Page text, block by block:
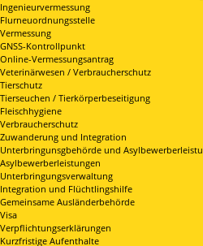
Ingenieurvermessung
Flurneuordnungsstelle
Vermessung
GNSS-Kontrollpunkt
Online-Vermessungsantrag
Veterinärwesen / Verbraucherschutz
Tierschutz
Tierseuchen / Tierkörperbeseitigung
Fleischhygiene
Verbraucherschutz
Zuwanderung und Integration
Unterbringunsgbehörde und
Asylbewerberleistungen
Unterbringungsverwaltung
Integration und Flüchtlingshilfe
Gemeinsame Ausländerbehörde
Visa
Verpflichtungserklärungen
Kurzfristige Aufenthalte